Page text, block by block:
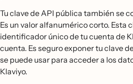
Tu clave de API pública también se
Es un valor alfanumérico corto. Esta
identificador único de tu cuenta de
cuenta. Es seguro exponer tu clave
se puede usar para acceder a los
Klaviyo.